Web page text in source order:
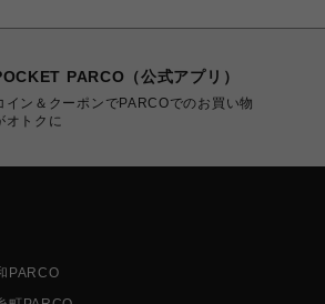
PARCO（公式アプリ）
イン＆クーポンでPARCOでのお買い物
オトクに
PARCO